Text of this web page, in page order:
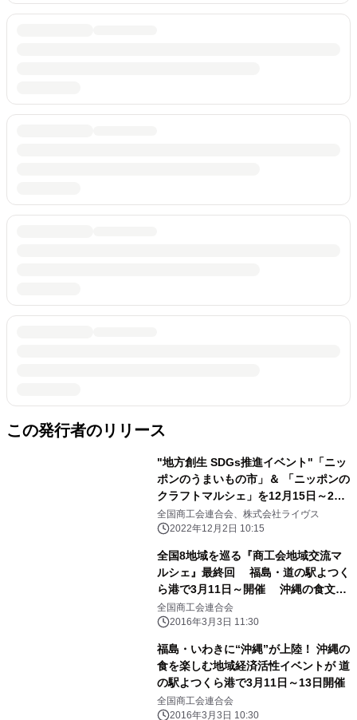
この発行者のリリース
"地方創生 SDGs推進イベント"「ニッ
ポンのうまいもの市」＆ 「ニッポンの
クラフトマルシェ」を12月15日～21
日に開催！ 東武百貨店池袋店に日本各
地から約60店が集結！
全国商工会連合会、株式会社ライヴス
2022年12月2日 10:15
全国8地域を巡る『商工会地域交流マ
ルシェ』最終回 福島・道の駅よつく
ら港で3月11日～開催 沖縄の食文化
が上陸！全国の特産品 約300点も集合
全国商工会連合会
2016年3月3日 11:30
福島・いわきに“沖縄”が上陸！ 沖縄の
食を楽しむ地域経済活性イベントが 道
の駅よつくら港で3月11日～13日開催
全国商工会連合会
2016年3月3日 10:30